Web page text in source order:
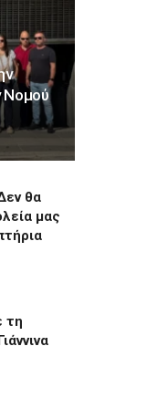
Νομού
θα
μας
τη